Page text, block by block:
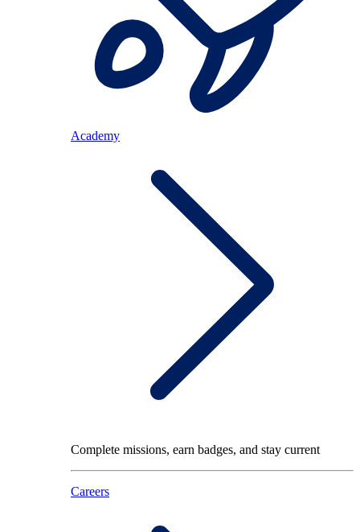
Academy
Complete missions, earn badges, and stay current
Careers